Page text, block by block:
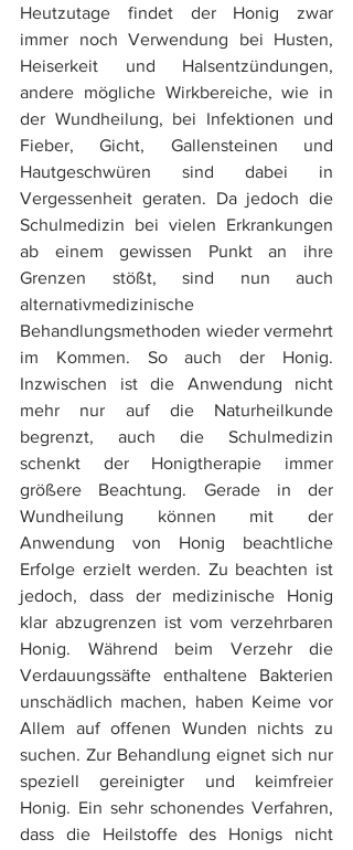
Heutzutage findet der Honig zwar
immer noch Verwendung bei Husten,
Heiserkeit und Halsentzündungen,
andere mögliche Wirkbereiche, wie in
der Wundheilung, bei Infektionen und
Fieber, Gicht, Gallensteinen und
Hautgeschwüren sind dabei in
Vergessenheit geraten. Da jedoch die
Schulmedizin bei vielen Erkrankungen
ab einem gewissen Punkt an ihre
Grenzen stößt, sind nun auch
alternativmedizinische
Behandlungsmethoden wieder vermehrt
im Kommen. So auch der Honig.
Inzwischen ist die Anwendung nicht
mehr nur auf die Naturheilkunde
begrenzt, auch die Schulmedizin
schenkt der Honigtherapie immer
größere Beachtung. Gerade in der
Wundheilung können mit der
Anwendung von Honig beachtliche
Erfolge erzielt werden. Zu beachten ist
jedoch, dass der medizinische Honig
klar abzugrenzen ist vom verzehrbaren
Honig. Während beim Verzehr die
Verdauungssäfte enthaltene Bakterien
unschädlich machen, haben Keime vor
Allem auf offenen Wunden nichts zu
suchen. Zur Behandlung eignet sich nur
speziell gereinigter und keimfreier
Honig. Ein sehr schonendes Verfahren,
dass die Heilstoffe des Honigs nicht